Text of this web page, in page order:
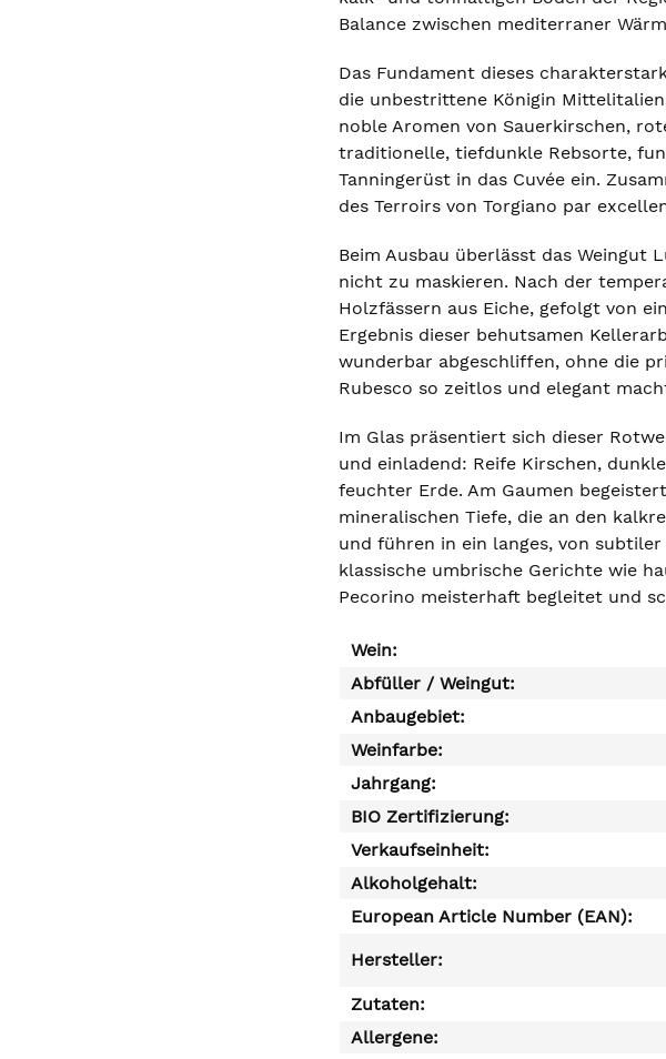
Balance zwischen mediterraner
Das Fundament dieses
die unbestrittene Königin
noble Aromen von Sauerkirschen,
traditionelle, tiefdunkle Rebsorte,
Tanningerüst in das Cuvée ein.
des Terroirs von Torgiano par
Beim Ausbau überlässt das
nicht zu maskieren. Nach der
Holzfässern aus Eiche, gefolgt von
Ergebnis dieser behutsamen
wunderbar abgeschliffen, ohne die
Rubesco so zeitlos und elegant
Im Glas präsentiert sich dieser
und einladend: Reife Kirschen,
feuchter Erde. Am Gaumen
mineralischen Tiefe, die an den
und führen in ein langes, von
klassische umbrische Gerichte wie
Pecorino meisterhaft begleitet und
Wein:
Abfüller / Weingut:
Anbaugebiet:
Weinfarbe:
Jahrgang:
BIO Zertifizierung:
Verkaufseinheit:
Alkoholgehalt:
European Article Number (EAN):
Hersteller:
Zutaten:
Allergene: